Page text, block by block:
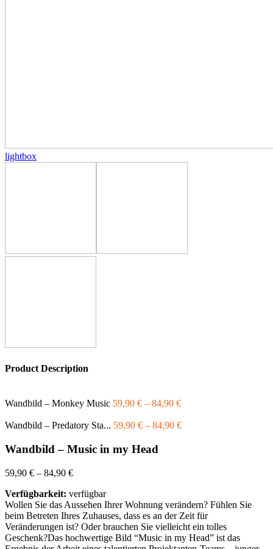
lightbox
Product Description
Wandbild – Monkey Music 59,90 € – 84,90 €
Wandbild – Predatory Sta... 59,90 € – 84,90 €
Wandbild – Music in my Head
59,90 € – 84,90 €
Verfügbarkeit: verfügbar
Wollen Sie das Aussehen Ihrer Wohnung verändern? Fühlen Sie
beim Betreten Ihres Zuhauses, dass es an der Zeit für
Veränderungen ist? Oder brauchen Sie vielleicht ein tolles
Geschenk?Das hochwertige Bild “Music in my Head” ist das